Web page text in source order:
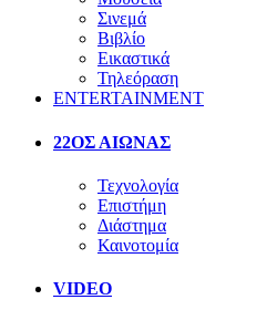
Σινεμά
Βιβλίο
Εικαστικά
Τηλεόραση
ENTERTAINMENT
22ΟΣ ΑΙΩΝΑΣ
Τεχνολογία
Επιστήμη
Διάστημα
Καινοτομία
VIDEO